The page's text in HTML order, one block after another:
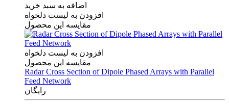
اضافه به سبد خرید
افزودن به لیست دلخواه
مقایسه این محصول
افزودن به لیست دلخواه
مقایسه این محصول
Radar Cross Section of Dipole Phased Arrays with Parallel
Feed Network
رایگان